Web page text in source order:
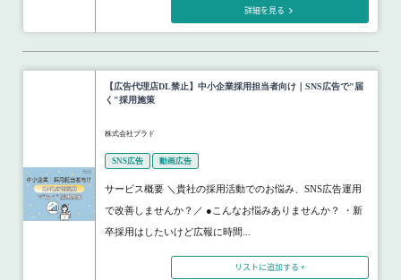
詳細を見る
【広告代理店DL禁止】中小企業採用担当者向け｜SNS広告で"届
く"採用施策
株式会社プラド
SNS広告 動画広告
サービス概要 ＼貴社の採用活動でのお悩み、SNS広告運用
で改善しませんか？／ ●こんなお悩みありませんか？ ・新
卒採用はしたいけど広報に時間...
リストに追加する +